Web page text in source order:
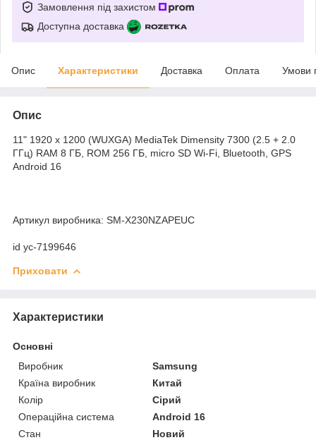
Замовлення під захистом
Доступна доставка
Опис Характеристики Доставка Оплата Умови
Опис
11" 1920 x 1200 (WUXGA) MediaTek Dimensity 7300 (2.5 + 2.0
ГГц) RAM 8 ГБ, ROM 256 ГБ, micro SD Wi-Fi, Bluetooth, GPS
Android 16
Артикул виробника: SM-X230NZAPEUC
id yc-7199646
Приховати
Характеристики
Основні
Виробник
Samsung
Країна виробник
Китай
Колір
Сірий
Операційна система
Android 16
Стан
Новий